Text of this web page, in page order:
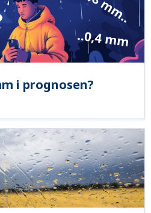
i prognosen?